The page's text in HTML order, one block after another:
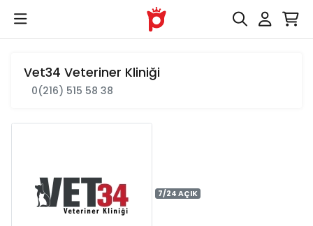
Vet34 Veteriner Kliniği
0(216) 515 58 38
7/24 AÇIK